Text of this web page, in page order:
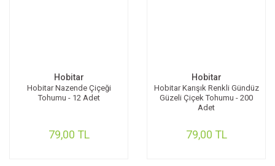
Hobitar
Hobitar Nazende Çiçeği
Tohumu - 12 Adet
79,00 TL
Hobitar
Hobitar Karışık Renkli Gündüz
Güzeli Çiçek Tohumu - 200
Adet
79,00 TL